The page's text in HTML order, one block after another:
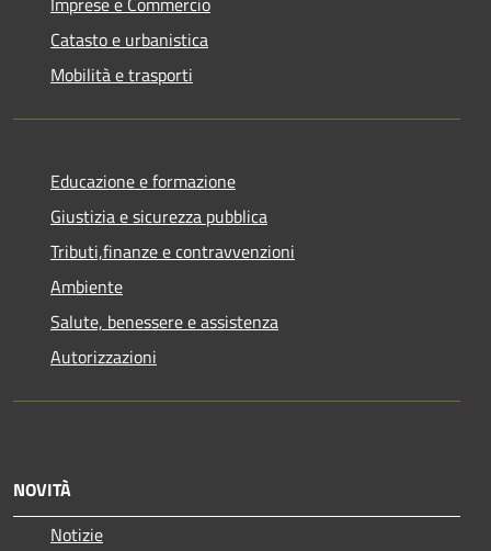
Catasto e urbanistica
Mobilità e trasporti
Educazione e formazione
Giustizia e sicurezza pubblica
Tributi,finanze e contravvenzioni
Ambiente
Salute, benessere e assistenza
Autorizzazioni
NOVITÀ
Notizie